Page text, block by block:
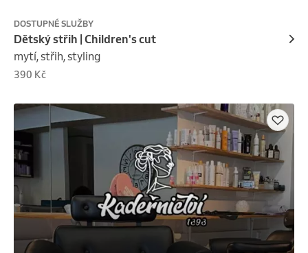
DOSTUPNÉ SLUŽBY
Dětský střih | Children's cut
mytí, střih, styling
390 Kč